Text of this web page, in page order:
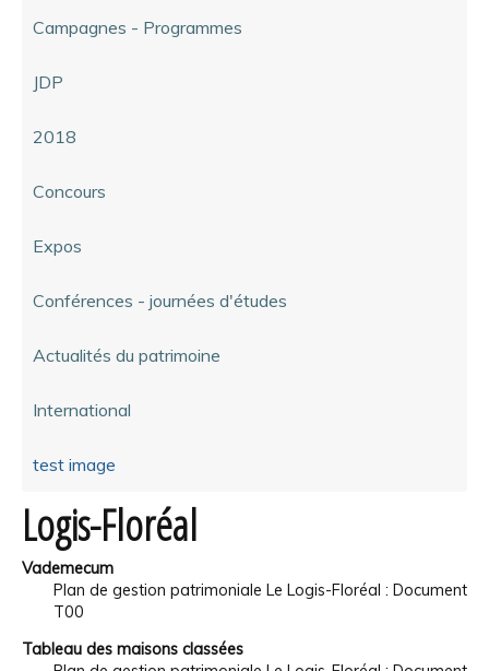
Campagnes - Programmes
JDP
2018
Concours
Expos
Conférences - journées d'études
Actualités du patrimoine
International
test image
Logis-Floréal
Vademecum
Plan de gestion patrimoniale Le Logis-Floréal : Document
T00
Tableau des maisons classées